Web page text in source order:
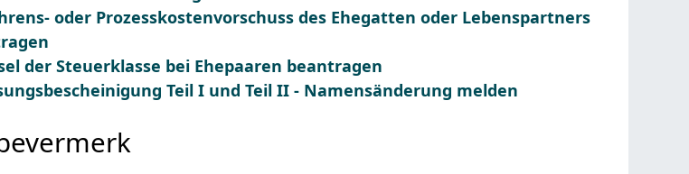
oder Prozesskostenvorschuss des Ehegatten oder Lebenspartners
der Steuerklasse bei Ehepaaren beantragen
Teil I und Teil II - Namensänderung melden